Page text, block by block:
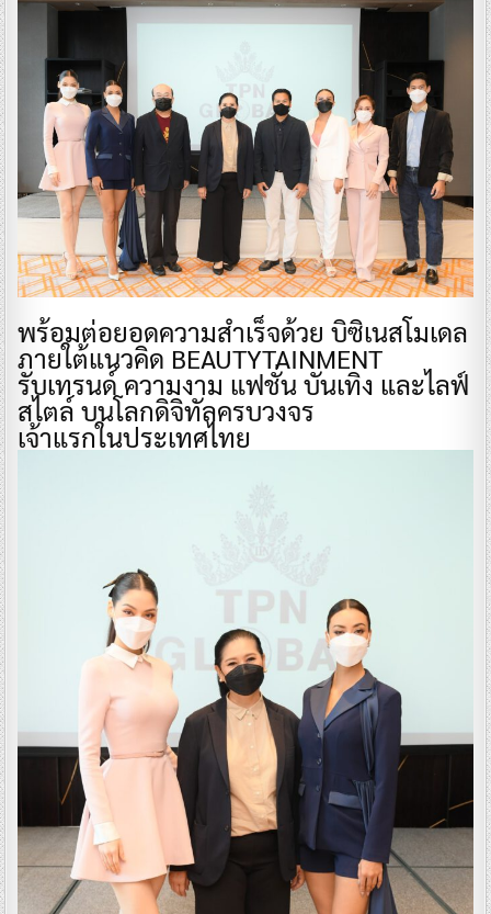
พร้อมต่อยอดความสำเร็จด้วย บิซิเนสโมเดล
ภายใต้แนวคิด BEAUTYTAINMENT
รับเทรนด์ ความงาม แฟชั่น บันเทิง และไลฟ์​
สไตล์ บนโลกดิจิทัลครบวงจร
เจ้าแรกในประเทศไทย